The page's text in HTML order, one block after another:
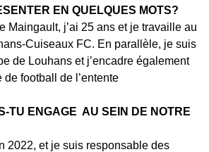
EN QUELQUES MOTS?
Maingault, j’ai 25 ans et je travaille au
Cuiseaux FC. En parallèle, je suis
de Louhans et j’encadre également
de football de l’entente
TU ENGAGE AU SEIN DE NOTRE
2022, et je suis responsable des